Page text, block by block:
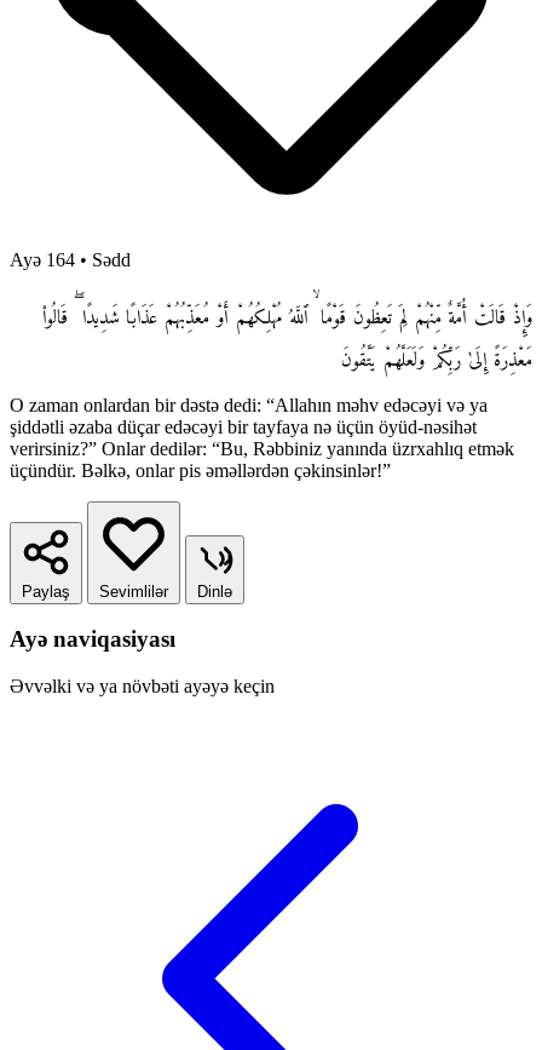
Ayə 164 • Sədd
وَإِذْ قَالَتْ أُمَّةٌ مِّنْهُمْ لِمَ تَعِظُونَ قَوْمًا ۙ ٱللَّهُ مُهْلِكُهُمْ أَوْ مُعَذِّبُهُمْ عَذَابًا شَدِيدًا ۖ قَالُوا۟
مَعْذِرَةً إِلَىٰ رَبِّكُمْ وَلَعَلَّهُمْ يَتَّقُونَ
O zaman onlardan bir dəstə dedi: “Allahın məhv edəcəyi və ya
şiddətli əzaba düçar edəcəyi bir tayfaya nə üçün öyüd-nəsihət
verirsiniz?” Onlar dedilər: “Bu, Rəbbiniz yanında üzrxahlıq etmək
üçündür. Bəlkə, onlar pis əməllərdən çəkinsinlər!”
Paylaş Sevimlilər Dinlə
Ayə naviqasiyası
Əvvəlki və ya növbəti ayəyə keçin